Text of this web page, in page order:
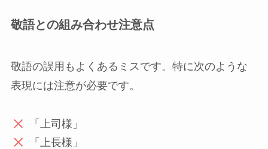
敬語との組み合わせ注意点
敬語の誤用もよくあるミスです。特に次のような
表現には注意が必要です。
「上司様」
「上長様」